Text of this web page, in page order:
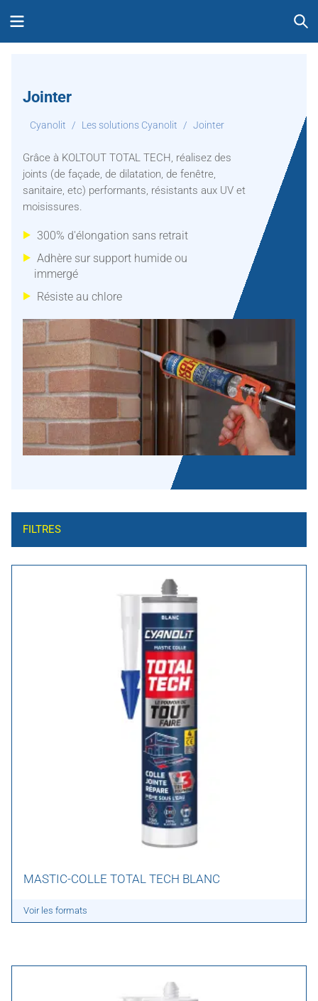
content
Menu
Jointer
Cyanolit / Les solutions Cyanolit / Jointer
Grâce à KOLTOUT TOTAL TECH, réalisez des
joints (de façade, de dilatation, de fenêtre,
sanitaire, etc) performants, résistants aux UV et
moisissures.
300% d'élongation sans retrait
Adhère sur support humide ou
immergé
Résiste au chlore
FILTRES
MASTIC-COLLE TOTAL TECH BLANC
Voir les formats